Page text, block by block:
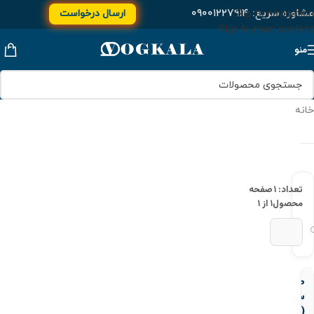
Skip to navigation
Skip to main content
مشاوره سریع:۰۹۰۰۱۲۲۷۹۱۴ ارسال درخواست
منو
خانه
تعداد: ۱
محصول
صفحه
۱ از ۱
صافی
ساکتی